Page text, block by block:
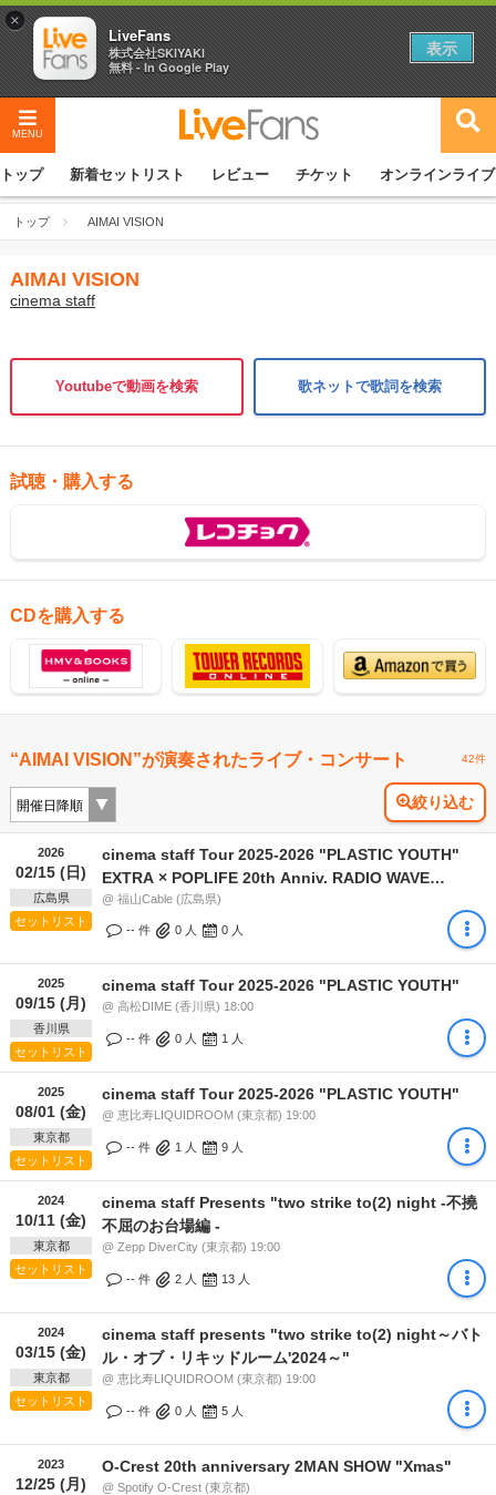
MENU
トップ 新着セットリスト レビュー チケット オンラインライブ
トップ AIMAI VISION
AIMAI VISION
cinema staff
Youtubeで動画を検索 歌ネットで歌詞を検索
試聴・購入する
CDを購入する
“AIMAI VISION”が演奏されたライブ・コンサート 42件
絞り込む
2026
02/15 (日)
広島県
セットリスト
cinema staff Tour 2025-2026 "PLASTIC YOUTH"
EXTRA × POPLIFE 20th Anniv. RADIO WAVE
Vol.177
@ 福山Cable (広島県)
-- 件 0 人 0 人
2025
09/15 (月)
香川県
セットリスト
cinema staff Tour 2025-2026 "PLASTIC YOUTH"
@ 高松DIME (香川県) 18:00
-- 件 0 人 1 人
2025
08/01 (金)
東京都
セットリスト
cinema staff Tour 2025-2026 "PLASTIC YOUTH"
@ 恵比寿LIQUIDROOM (東京都) 19:00
-- 件 1 人 9 人
2024
10/11 (金)
東京都
セットリスト
cinema staff Presents "two strike to(2) night -不撓
不屈のお台場編 -
@ Zepp DiverCity (東京都) 19:00
-- 件 2 人 13 人
2024
03/15 (金)
東京都
セットリスト
cinema staff presents "two strike to(2) night～バト
ル・オブ・リキッドルーム'2024～"
@ 恵比寿LIQUIDROOM (東京都) 19:00
-- 件 0 人 5 人
2023
12/25 (月)
O-Crest 20th anniversary 2MAN SHOW "Xmas"
@ Spotify O-Crest (東京都)
×
LiveFans
株式会社SKIYAKI
無料 - In Google Play
表示